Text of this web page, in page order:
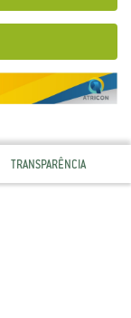
TRANSPARÊNCIA